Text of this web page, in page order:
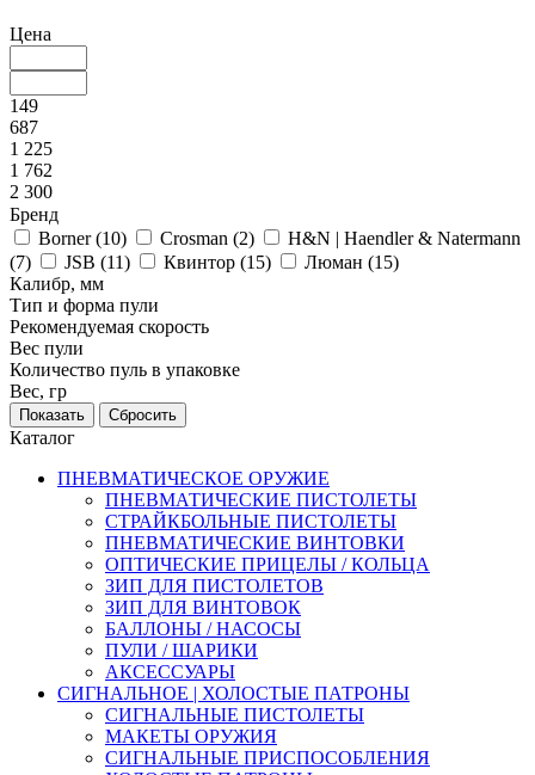
Цена
149
687
1 225
1 762
2 300
Бренд
Borner (10) Crosman (2)
H&N | Haendler & Natermann
(7) JSB (11) Квинтор (15) Люман (15)
Калибр, мм
Тип и форма пули
Рекомендуемая скорость
Вес пули
Количество пуль в упаковке
Вес, гр
Каталог
ПНЕВМАТИЧЕСКОЕ ОРУЖИЕ
ПНЕВМАТИЧЕСКИЕ ПИСТОЛЕТЫ
СТРАЙКБОЛЬНЫЕ ПИСТОЛЕТЫ
ПНЕВМАТИЧЕСКИЕ ВИНТОВКИ
ОПТИЧЕСКИЕ ПРИЦЕЛЫ / КОЛЬЦА
ЗИП ДЛЯ ПИСТОЛЕТОВ
ЗИП ДЛЯ ВИНТОВОК
БАЛЛОНЫ / НАСОСЫ
ПУЛИ / ШАРИКИ
АКСЕССУАРЫ
СИГНАЛЬНОЕ | ХОЛОСТЫЕ ПАТРОНЫ
СИГНАЛЬНЫЕ ПИСТОЛЕТЫ
МАКЕТЫ ОРУЖИЯ
СИГНАЛЬНЫЕ ПРИСПОСОБЛЕНИЯ